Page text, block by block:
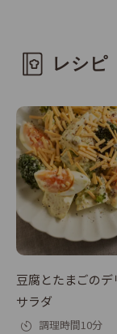
レシピ
豆腐とたまごのデ
サラダ
調理時間10分